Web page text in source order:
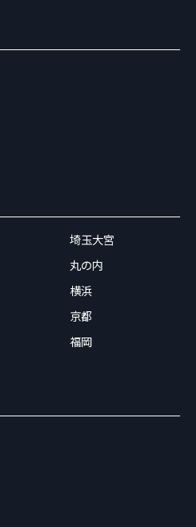
埼玉大宮
丸の内
横浜
京都
福岡